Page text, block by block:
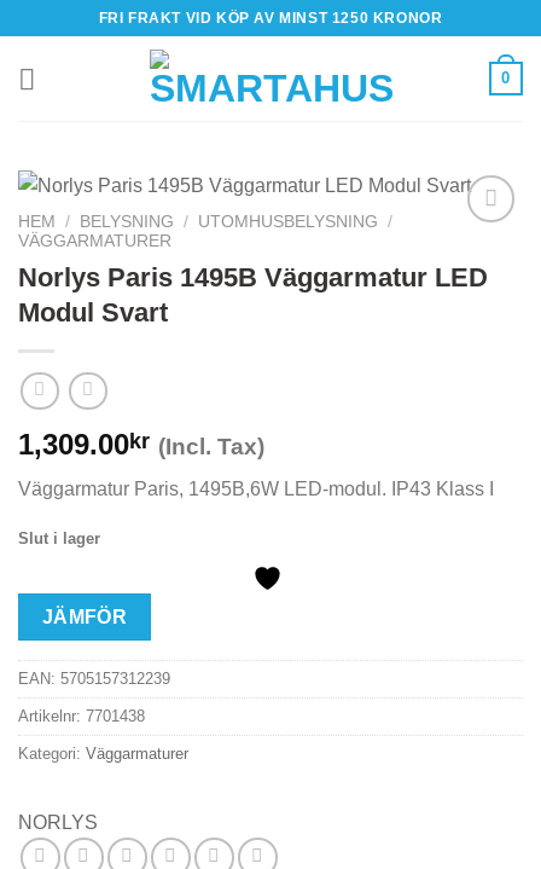
content
FRI FRAKT VID KÖP AV MINST 1250 KRONOR
0
HEM / BELYSNING / UTOMHUSBELYSNING
/
VÄGGARMATURER
Norlys Paris 1495B Väggarmatur LED
Modul Svart
1,309.00kr (Incl. Tax)
Väggarmatur Paris, 1495B,6W LED-modul. IP43 Klass I
Slut i lager
JÄMFÖR
EAN: 5705157312239
Artikelnr: 7701438
Kategori: Väggarmaturer
NORLYS